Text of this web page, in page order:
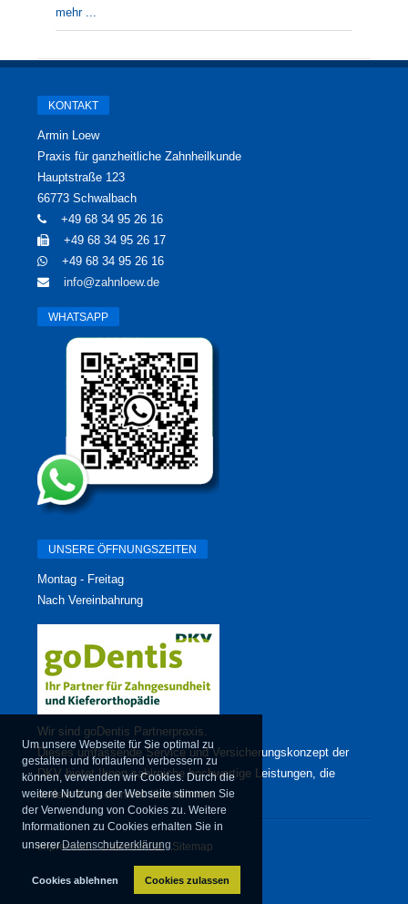
Um unsere Webseite für Sie optimal zu
gestalten und fortlaufend verbessern zu
können, verwenden wir Cookies. Durch die
weitere Nutzung der Webseite stimmen Sie
der Verwendung von Cookies zu. Weitere
Informationen zu Cookies erhalten Sie in
unsererDatenschutzerklärung
Cookies ablehnen Cookies zulassen
mehr ...
KONTAKT
Armin Loew
Praxis für ganzheitliche Zahnheilkunde
Hauptstraße 123
66773 Schwalbach
+49 68 34 95 26 16
+49 68 34 95 26 17
+49 68 34 95 26 16
info@zahnloew.de
WHATSAPP
UNSERE ÖFFNUNGSZEITEN
Montag - Freitag
Nach Vereinbahrung
Wir sind goDentis Partnerpraxis.
Dieses umfassende Service und Versicherungskonzept der
DKV bietet Ihnen zahlreiche hochwertige Leistungen, die
andere Kassen nicht übernehmen.
Impressum Datenschutz Sitemap